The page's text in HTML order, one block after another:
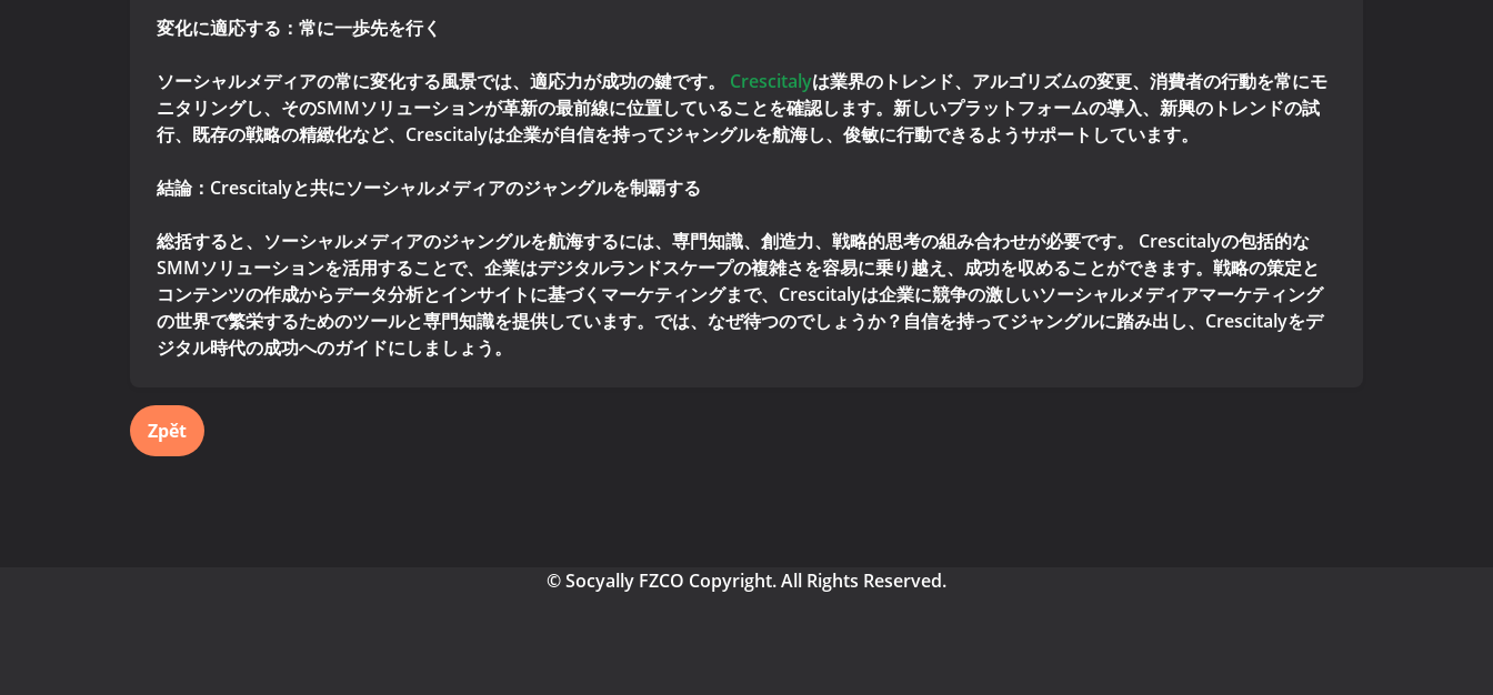
変化に適応する：常に一歩先を行く
ソーシャルメディアの常に変化する風景では、適応力が成功の鍵です。 Crescitalyは業界のトレンド、アルゴリズムの変更、消費者の行動を常にモ
ニタリングし、そのSMMソリューションが革新の最前線に位置していることを確認します。新しいプラットフォームの導入、新興のトレンドの試
行、既存の戦略の精緻化など、Crescitalyは企業が自信を持ってジャングルを航海し、俊敏に行動できるようサポートしています。
結論：Crescitalyと共にソーシャルメディアのジャングルを制覇する
総括すると、ソーシャルメディアのジャングルを航海するには、専門知識、創造力、戦略的思考の組み合わせが必要です。 Crescitalyの包括的な
SMMソリューションを活用することで、企業はデジタルランドスケープの複雑さを容易に乗り越え、成功を収めることができます。戦略の策定と
コンテンツの作成からデータ分析とインサイトに基づくマーケティングまで、Crescitalyは企業に競争の激しいソーシャルメディアマーケティング
の世界で繁栄するためのツールと専門知識を提供しています。では、なぜ待つのでしょうか？自信を持ってジャングルに踏み出し、Crescitalyをデ
ジタル時代の成功へのガイドにしましょう。
Zpět
© Socyally FZCO Copyright. All Rights Reserved.